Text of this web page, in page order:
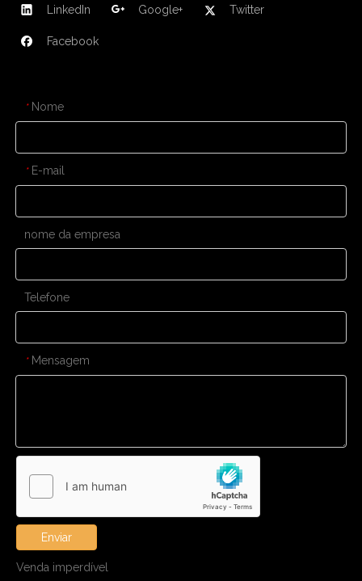
LinkedIn Google+ Twitter
Facebook
* Nome
* E-mail
nome da empresa
Telefone
* Mensagem
Enviar
Venda imperdível